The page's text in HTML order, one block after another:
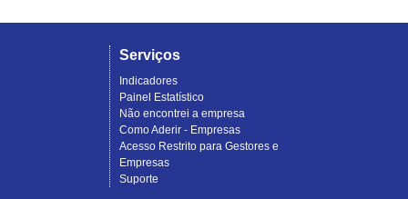
Serviços
Indicadores
Painel Estatístico
Não encontrei a empresa
Como Aderir - Empresas
Acesso Restrito para Gestores e
Empresas
Suporte